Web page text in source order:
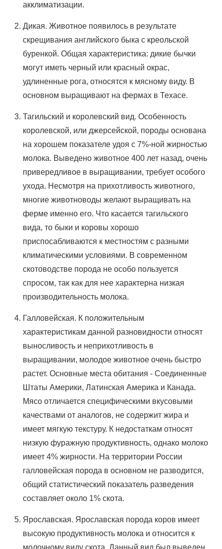
акклиматизации.
Дикая. Животное появилось в результате
скрещивания английского быка с креольской
буренкой. Общая характеристика: дикие бычки
могут иметь черный или красный окрас,
удлиненные рога, относятся к мясному виду. В
основном выращивают на фермах в Техасе.
Тагильский и королевский вид. Особенность
королевской, или джерсейской, породы основана
на хорошем показателе удоя с 7%-ной жирностью
молока. Выведено животное 400 лет назад, очень
привередливое в выращивании, требует особого
ухода. Несмотря на прихотливость животного,
многие животноводы желают выращивать на
ферме именно его. Что касается тагильского
вида, то быки и коровы хорошо
приспосабливаются к местностям с разными
климатическими условиями. В современном
скотоводстве порода не особо пользуется
спросом, так как для нее характерна низкая
производительность молока.
Галловейская. К положительным
характеристикам данной разновидности относят
выносливость и неприхотливость в
выращивании, молодое животное очень быстро
растет. Основные места обитания - Соединенные
Штаты Америки, Латинская Америка и Канада.
Мясо отличается специфическими вкусовыми
качествами от аналогов, не содержит жира и
имеет мягкую текстуру. К недостаткам относят
низкую фуражную продуктивность, однако молоко
имеет 4% жирности. На территории России
галловейская порода в основном не разводится,
общий статистический показатель разведения
составляет около 1% скота.
Ярославская. Ярославская порода коров имеет
высокую продуктивность молока и относится к
молочному виду скота. Данный вид был выведен